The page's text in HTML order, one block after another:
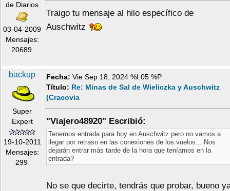
de Diarios
03-04-2009
Mensajes:
20689
Traigo tu mensaje al hilo específico de
Auschwitz
backup
Super
Expert
19-10-2011
Mensajes:
299
Fecha: Vie Sep 18, 2024 %I:05 %P
Título: Re: Minas de Sal de Wieliczka y Auschwitz
(Cracovia
"Viajero48920" Escribió:
Tenemos entrada para hoy en Auschwitz pero no vamos a
llegar por retraso en las conexiones de los vuelos... Nos
dejarán entrar más tarde de la hora que teníamos en la
entrada?
No se que decirte, tendrás que probar, bueno